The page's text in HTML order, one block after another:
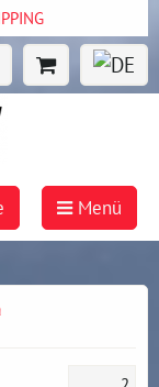
Menü